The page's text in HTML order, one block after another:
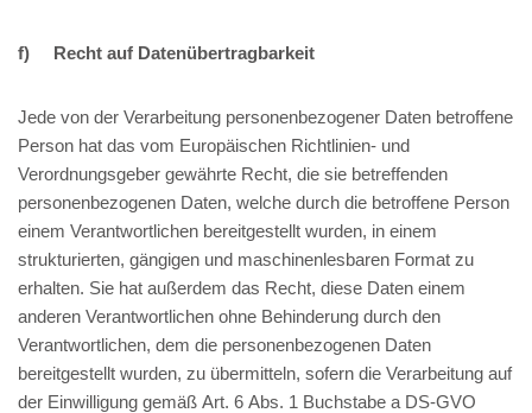
f) Recht auf Datenübertragbarkeit
Jede von der Verarbeitung personenbezogener Daten betroffene
Person hat das vom Europäischen Richtlinien- und
Verordnungsgeber gewährte Recht, die sie betreffenden
personenbezogenen Daten, welche durch die betroffene Person
einem Verantwortlichen bereitgestellt wurden, in einem
strukturierten, gängigen und maschinenlesbaren Format zu
erhalten. Sie hat außerdem das Recht, diese Daten einem
anderen Verantwortlichen ohne Behinderung durch den
Verantwortlichen, dem die personenbezogenen Daten
bereitgestellt wurden, zu übermitteln, sofern die Verarbeitung auf
der Einwilligung gemäß Art. 6 Abs. 1 Buchstabe a DS-GVO